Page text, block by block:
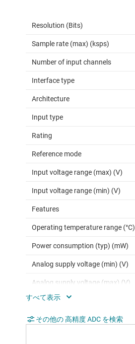
Resolution (Bits)
Sample rate (max) (ksps)
Number of input channels
Interface type
Architecture
Input type
Rating
Reference mode
Input voltage range (max) (V)
Input voltage range (min) (V)
Features
Operating temperature range (°C)
Power consumption (typ) (mW)
Analog supply voltage (min) (V)
Analog supply voltage (max) (V)
SNR (dB)
Digital supply (min) (V)
その他の 高精度 ADC を検索